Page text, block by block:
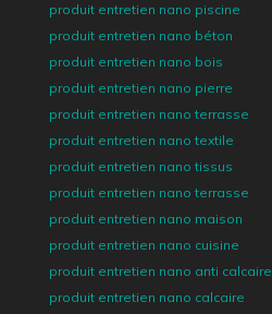
produit entretien nano piscine
produit entretien nano béton
produit entretien nano bois
produit entretien nano pierre
produit entretien nano terrasse
produit entretien nano textile
produit entretien nano tissus
produit entretien nano terrasse
produit entretien nano maison
produit entretien nano cuisine
produit entretien nano anti calcaire
produit entretien nano calcaire